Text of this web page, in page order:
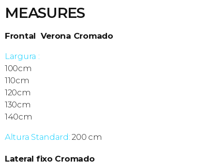
MEASURES
Frontal Verona Cromado
Largura :
100cm
110cm
120cm
130cm
140cm
Altura Standard: 200 cm
Lateral fixo Cromado